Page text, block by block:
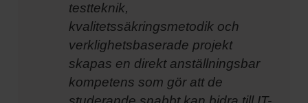
testteknik,
kvalitetssäkringsmetodik och
verklighetsbaserade projekt
skapas en direkt anställningsbar
kompetens som gör att de